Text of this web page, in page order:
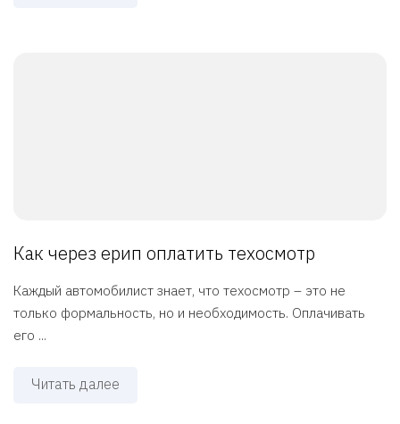
Как через ерип оплатить техосмотр
Каждый автомобилист знает, что техосмотр – это не
только формальность, но и необходимость. Оплачивать
его ...
Читать далее